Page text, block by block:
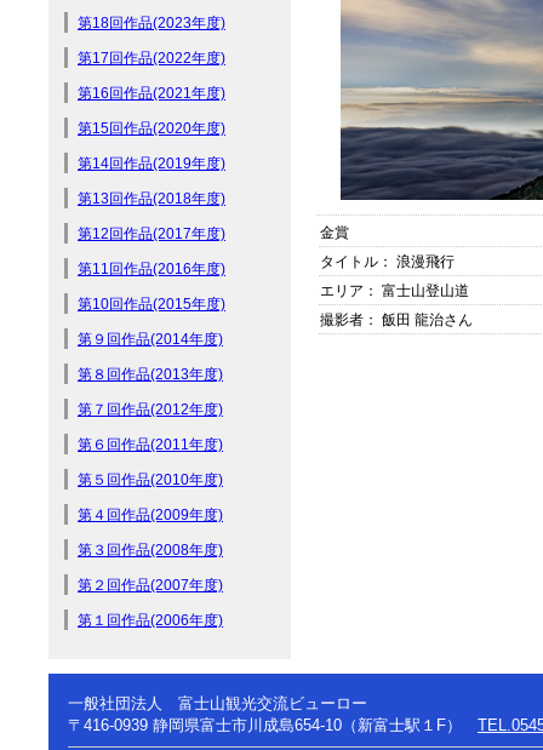
第18回作品(2023年度)
第17回作品(2022年度)
第16回作品(2021年度)
第15回作品(2020年度)
第14回作品(2019年度)
第13回作品(2018年度)
第12回作品(2017年度)
第11回作品(2016年度)
第10回作品(2015年度)
第９回作品(2014年度)
第８回作品(2013年度)
第７回作品(2012年度)
第６回作品(2011年度)
第５回作品(2010年度)
第４回作品(2009年度)
第３回作品(2008年度)
第２回作品(2007年度)
第１回作品(2006年度)
金賞
タイトル： 浪漫飛行
エリア： 富士山登山道
撮影者： 飯田 龍治さん
一般社団法人 富士山観光交流ビューロー
〒416-0939 静岡県富士市川成島654-10（新富士駅１F）